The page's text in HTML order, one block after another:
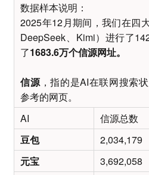
数据样本说明：
2025年12月期间，我们在四
DeepSeek、Kimi）进行了
了1683.6万个信源网址。
信源，指的是AI在联网搜索
参考的网页。
AI
信源总数
豆包
2,034,179
元宝
3,692,058